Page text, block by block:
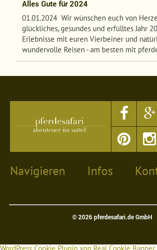
Alles Gute für 2024
01.01.2024 Wir wünschen euch von
glückliches, gesundes und erfülltes Jahr
Erlebnisse mit euren Vierbeiner und
wundervolle Reisen - am besten mit
Navigieren Infos
© 2026 pferdesafari.de GmbH